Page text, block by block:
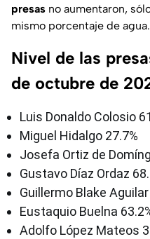
presas no aumentaron,
mismo porcentaje de agua.
Nivel de las
de octubre de
Luis Donaldo Colosio
Miguel Hidalgo 27.7%
Josefa Ortiz de
Gustavo Díaz Ordaz
Guillermo Blake Aguilar
Eustaquio Buelna
Adolfo López Mateos